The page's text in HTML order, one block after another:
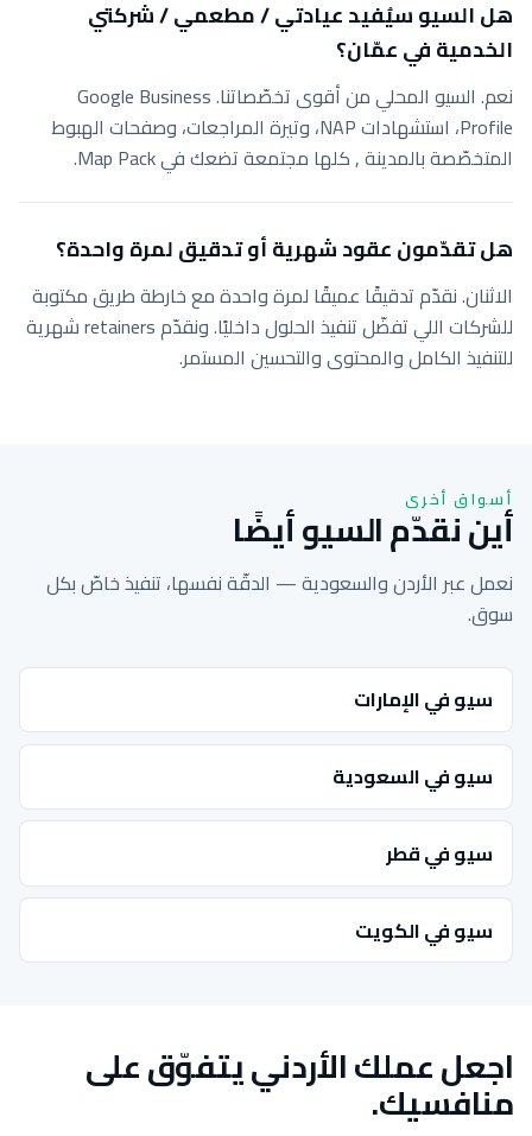
هل السيو سيُفيد عيادتي / مطعمي / شركتي
الخدمية في عمّان؟
نعم. السيو المحلي من أقوى تخصّصاتنا. Google Business
Profile، استشهادات NAP، وتيرة المراجعات، وصفحات الهبوط
المتخصّصة بالمدينة , كلها مجتمعة تضعك في Map Pack.
هل تقدّمون عقود شهرية أو تدقيق لمرة واحدة؟
الاثنان. نقدّم تدقيقًا عميقًا لمرة واحدة مع خارطة طريق مكتوبة
للشركات اللي تفضّل تنفيذ الحلول داخليًا. ونقدّم retainers شهرية
للتنفيذ الكامل والمحتوى والتحسين المستمر.
أسواق أخرى
أين نقدّم السيو أيضًا
نعمل عبر الأردن والسعودية — الدقّة نفسها، تنفيذ خاصّ بكل
سوق.
سيو في الإمارات
سيو في السعودية
سيو في قطر
سيو في الكويت
اجعل عملك الأردني يتفوّق على
منافسيك.